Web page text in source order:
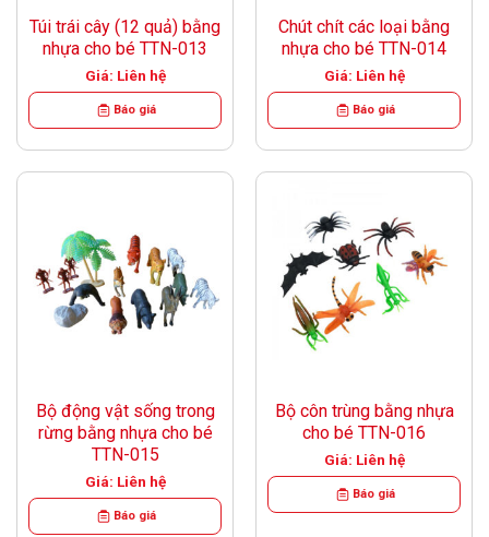
Túi trái cây (12 quả) bằng
nhựa cho bé TTN-013
Giá: Liên hệ
Báo giá
Chút chít các loại bằng
nhựa cho bé TTN-014
Giá: Liên hệ
Báo giá
Bộ động vật sống trong
rừng bằng nhựa cho bé
TTN-015
Giá: Liên hệ
Báo giá
Bộ côn trùng bằng nhựa
cho bé TTN-016
Giá: Liên hệ
Báo giá